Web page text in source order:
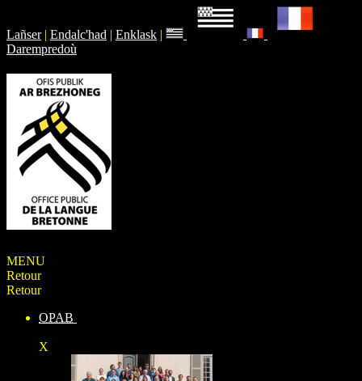
Lañser | Endalc'had | Enklask |
Darempredoù
MENU
Retour
Retour
OPAB
X